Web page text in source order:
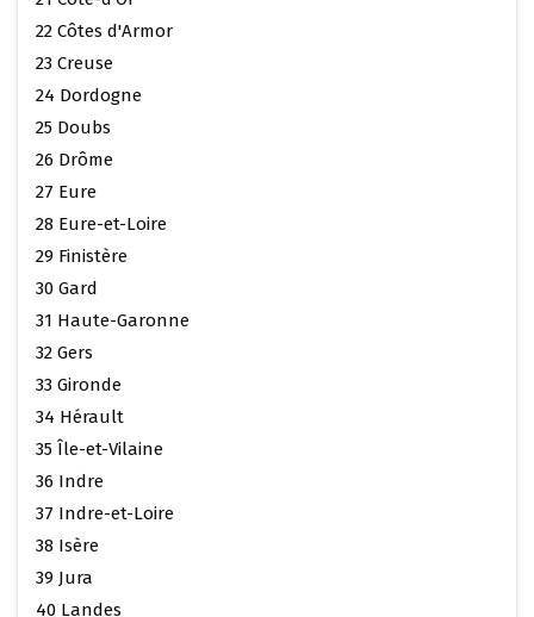
22 Côtes d'Armor
23 Creuse
24 Dordogne
25 Doubs
26 Drôme
27 Eure
28 Eure-et-Loire
29 Finistère
30 Gard
31 Haute-Garonne
32 Gers
33 Gironde
34 Hérault
35 Île-et-Vilaine
36 Indre
37 Indre-et-Loire
38 Isère
39 Jura
40 Landes